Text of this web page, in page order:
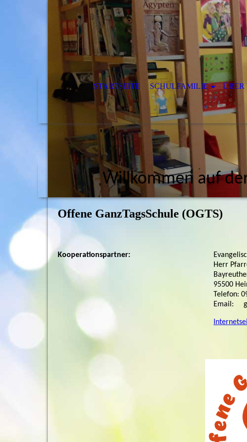
STARTSEITE SCHULFAMILIE ÜBER
Willkommen auf
Offene GanzTagsSchule (OGTS)
Kooperationspartner:
Herr
95500
Telefon:
Email: